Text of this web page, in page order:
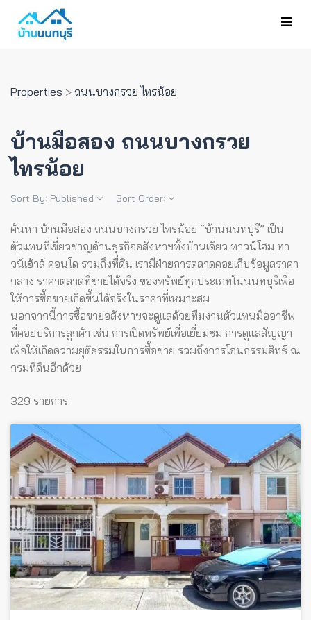
Properties > ถนนบางกรวย ไทรน้อย
บ้านมือสอง ถนนบางกรวย
ไทรน้อย
Sort By: Published Sort Order:
ค้นหา บ้านมือสอง ถนนบางกรวย ไทรน้อย “บ้านนนทบุรี” เป็น
ตัวแทนที่เชี่ยวชาญด้านธุรกิจอสังหาฯทั้งบ้านเดี่ยว ทาวน์โฮม ทา
วน์เฮ้าส์ คอนโด รวมถึงที่ดิน เรามีฝ่ายการตลาดคอยเก็บข้อมูลราคา
กลาง ราคาตลาดที่ขายได้จริง ของทรัพย์ทุกประเภทในนนทบุรีเพื่อ
ให้การซื้อขายเกิดขึ้นได้จริงในราคาที่เหมาะสม
นอกจากนี้การซื้อขายอสังหาฯจะดูแลด้วยทีมงานตัวแทนมืออาชีพ
ที่คอยบริการลูกค้า เช่น การเปิดทรัพย์เพื่อเยี่ยมชม การดูแลสัญญา
เพื่อให้เกิดความยุติธรรมในการซื้อขาย รวมถึงการโอนกรรมสิทธ์ ณ
กรมที่ดินอีกด้วย
329 รายการ